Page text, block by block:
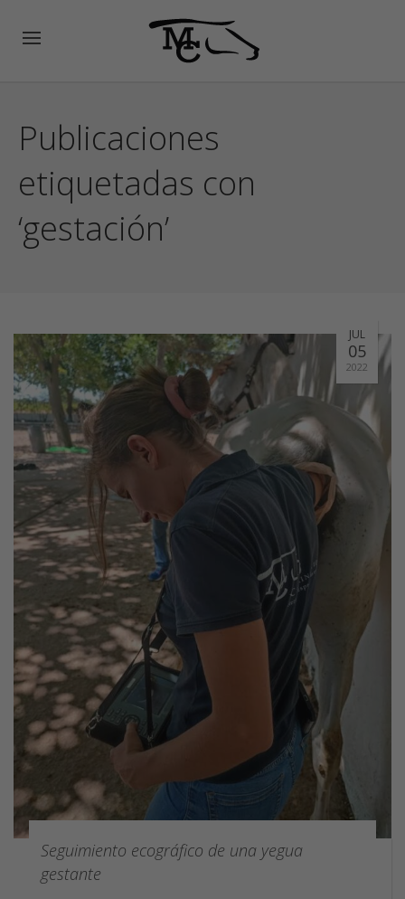
Publicaciones
etiquetadas con
‘gestación’
JUL
05
2022
Seguimiento ecográfico de una yegua
gestante